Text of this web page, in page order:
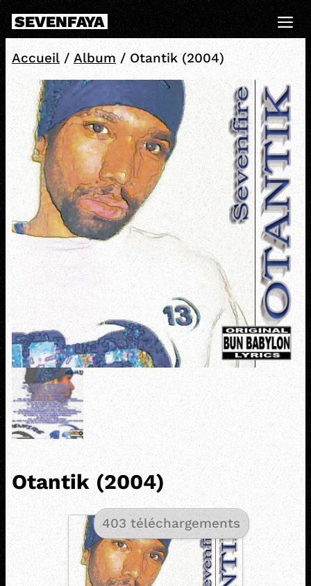
Skip
to
content
SEVENFAYA
Accueil/Album/ Otantik (2004)
Otantik (2004)
403 téléchargements